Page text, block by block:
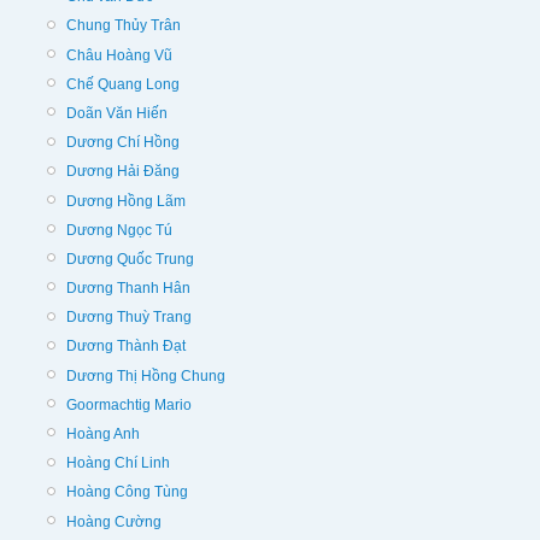
Chung Thủy Trân
Châu Hoàng Vũ
Chế Quang Long
Doãn Văn Hiến
Dương Chí Hồng
Dương Hải Đăng
Dương Hồng Lãm
Dương Ngọc Tú
Dương Quốc Trung
Dương Thanh Hân
Dương Thuỳ Trang
Dương Thành Đạt
Dương Thị Hồng Chung
Goormachtig Mario
Hoàng Anh
Hoàng Chí Linh
Hoàng Công Tùng
Hoàng Cường